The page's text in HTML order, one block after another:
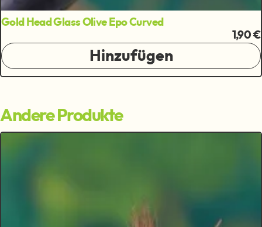
Gold Head Glass Olive Epo Curved
1,90 €
Hinzufügen
Andere Produkte